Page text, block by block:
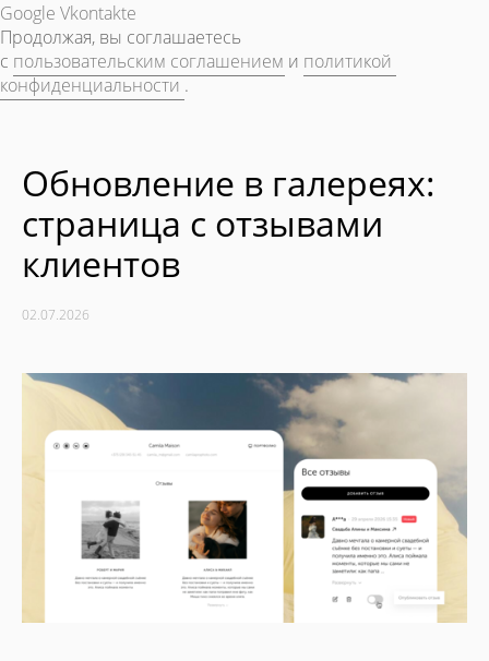
Google Vkontakte
Продолжая, вы соглашаетесь
с пользовательским соглашением и политикой
конфиденциальности .
Обновление в галереях:
страница с отзывами
клиентов
02.07.2026